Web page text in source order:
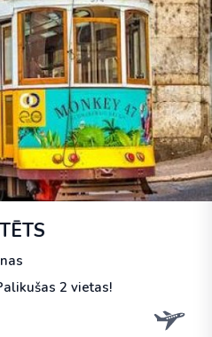
2 vietas!